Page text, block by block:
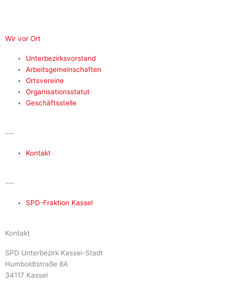
a
c
e
b
o
-
f
s
t
a
r
m
v
e
l
Wir vor Ort
Unterbezirksvorstand
Arbeitsgemeinschaften
Ortsvereine
Organisationsstatut
Geschäftsstelle
---
Kontakt
---
SPD-Fraktion Kassel
Kontakt
SPD Unterbezirk Kassel-Stadt
Humboldtstraße 8A
34117 Kassel